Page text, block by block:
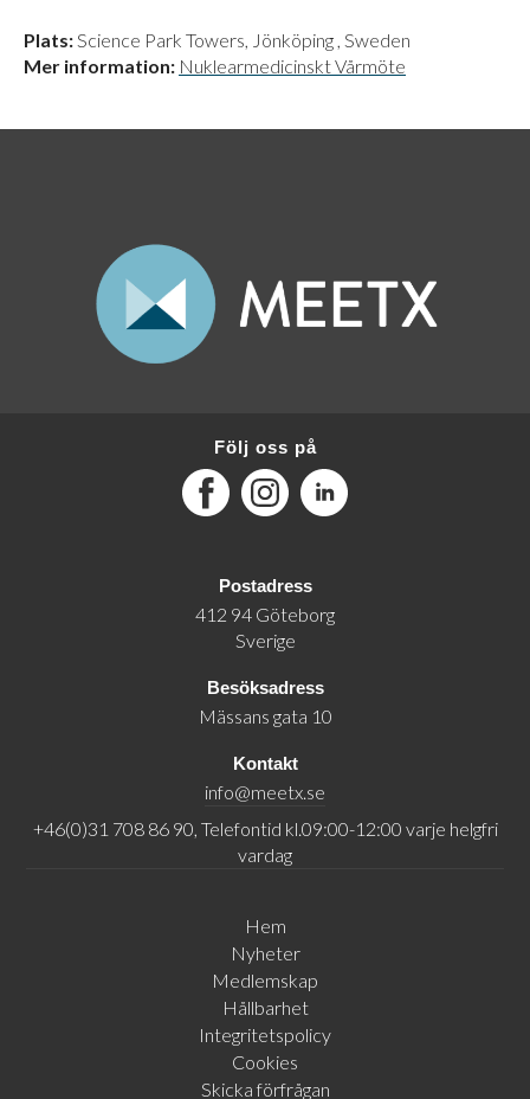
Plats:Science Park Towers, Jönköping , Sweden
Mer information: Nuklearmedicinskt Vårmöte
Följ oss på
FacebookInstagramLinkedIn
Postadress
412 94 Göteborg
Sverige
Besöksadress
Mässans gata 10
Kontakt
info@meetx.se
+46(0)31 708 86 90, Telefontid kl.09:00-12:00 varje helgfri
vardag
Hem
Nyheter
Medlemskap
Hållbarhet
Integritetspolicy
Cookies
Skicka förfrågan